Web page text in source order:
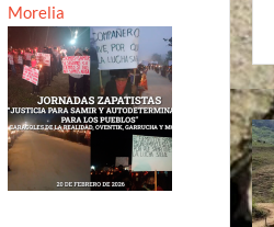
Morelia